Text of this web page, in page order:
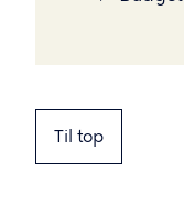
Til top